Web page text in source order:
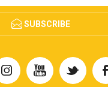
SUBSCRIBE